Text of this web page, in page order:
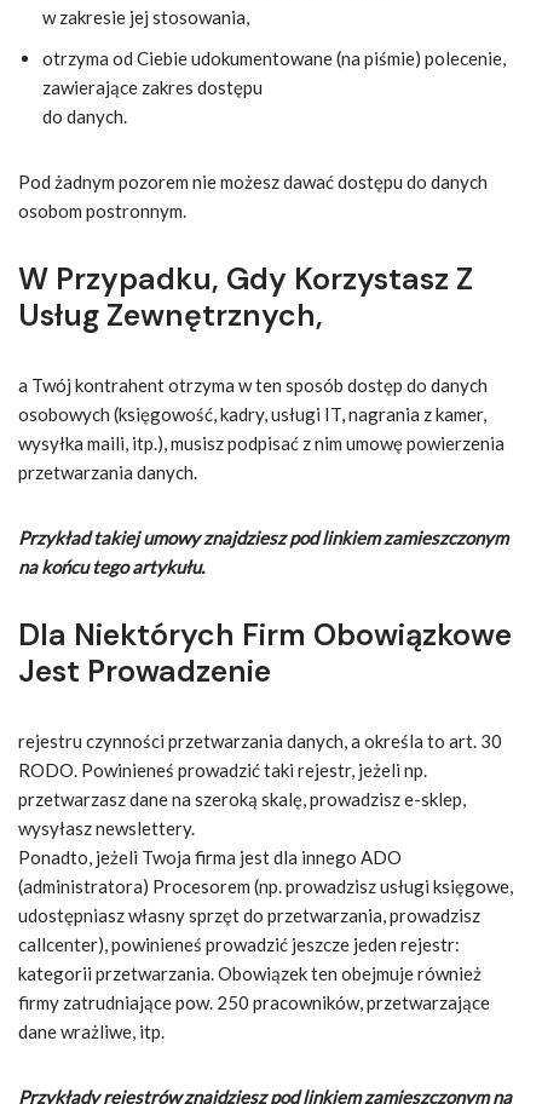
w zakresie jej stosowania,
otrzyma od Ciebie udokumentowane (na piśmie) polecenie,
zawierające zakres dostępu
do danych.
Pod żadnym pozorem nie możesz dawać dostępu do danych
osobom postronnym.
W Przypadku, Gdy Korzystasz Z
Usług Zewnętrznych,
a Twój kontrahent otrzyma w ten sposób dostęp do danych
osobowych (księgowość, kadry, usługi IT, nagrania z kamer,
wysyłka maili, itp.), musisz podpisać z nim umowę powierzenia
przetwarzania danych.
Przykład takiej umowy znajdziesz pod linkiem zamieszczonym
na końcu tego artykułu.
Dla Niektórych Firm Obowiązkowe
Jest Prowadzenie
rejestru czynności przetwarzania danych, a określa to art. 30
RODO. Powinieneś prowadzić taki rejestr, jeżeli np.
przetwarzasz dane na szeroką skalę, prowadzisz e-sklep,
wysyłasz newslettery.
Ponadto, jeżeli Twoja firma jest dla innego ADO
(administratora) Procesorem (np. prowadzisz usługi księgowe,
udostępniasz własny sprzęt do przetwarzania, prowadzisz
callcenter), powinieneś prowadzić jeszcze jeden rejestr:
kategorii przetwarzania. Obowiązek ten obejmuje również
firmy zatrudniające pow. 250 pracowników, przetwarzające
dane wrażliwe, itp.
Przykłady rejestrów znajdziesz pod linkiem zamieszczonym na